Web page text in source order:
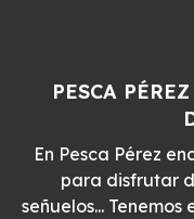
PESCA
En Pesca Pérez
para disfrutar
señuelos...